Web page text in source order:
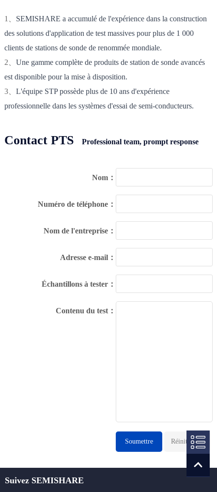
1、 SEMISHARE a accumulé de l'expérience dans la construction
des solutions d'application de test massives pour plus de 1 000
clients de stations de sonde de renommée mondiale.
2、 Une gamme complète de produits de station de sonde avancés
est disponible pour la mise à disposition.
3、 L'équipe STP possède plus de 10 ans d'expérience
professionnelle dans les systèmes d'essai de semi-conducteurs.
Contact PTS Professional team, prompt response
Nom：
Numéro de téléphone：
Nom de l'entreprise：
Adresse e-mail：
Échantillons à tester：
Contenu du test：
Suivez SEMISHARE